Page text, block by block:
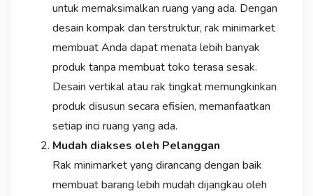
untuk memaksimalkan ruang yang ada. Dengan
desain kompak dan terstruktur, rak minimarket
membuat Anda dapat menata lebih banyak
produk tanpa membuat toko terasa sesak.
Desain vertikal atau rak tingkat memungkinkan
produk disusun secara efisien, memanfaatkan
setiap inci ruang yang ada.
Mudah diakses oleh Pelanggan
Rak minimarket yang dirancang dengan baik
membuat barang lebih mudah dijangkau oleh